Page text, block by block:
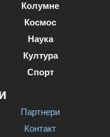
Колумне
Космос
Наука
Култура
Спорт
Партнери
Контакт